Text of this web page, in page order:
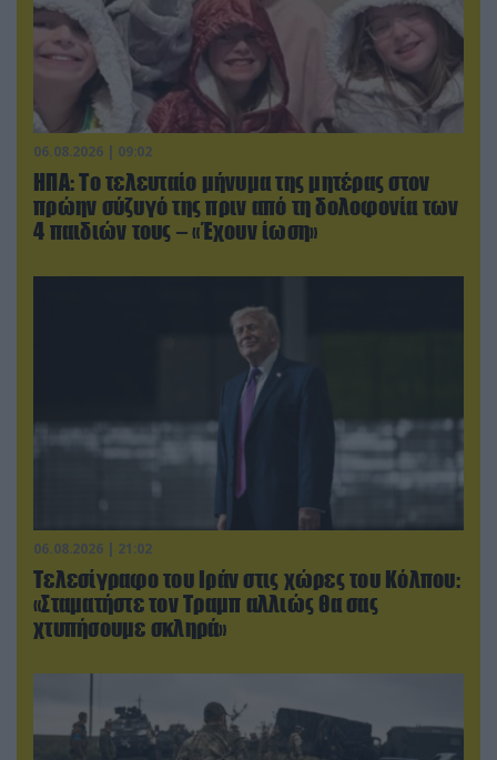
06.08.2026 | 09:02
ΗΠΑ: Το τελευταίο μήνυμα της μητέρας στον
πρώην σύζυγό της πριν από τη δολοφονία των
4 παιδιών τους – «Έχουν ίωση»
06.08.2026 | 21:02
Τελεσίγραφο του Ιράν στις χώρες του Κόλπου:
«Σταματήστε τον Τραμπ αλλιώς θα σας
χτυπήσουμε σκληρά»